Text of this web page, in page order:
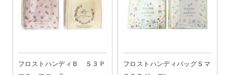
フロストハンディＢ Ｓ３Ｐ
フロストハンディバッグＳマ